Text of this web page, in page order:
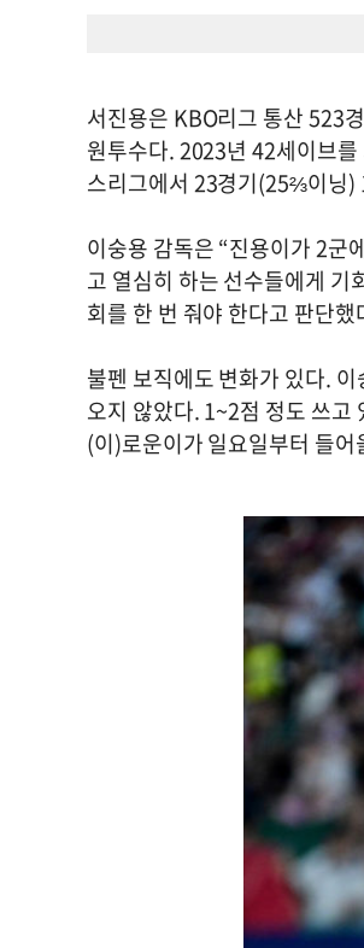
서진용은 KBO리그 통산 523
원투수다. 2023년 42세이브
스리그에서 23경기(25⅔이닝)
이숭용 감독은 “진용이가 2군
고 열심히 하는 선수들에게 기
회를 한 번 줘야 한다고 판단
불펜 보직에도 변화가 있다.
오지 않았다. 1~2점 정도 쓰고
(이)로운이가 일요일부터 들